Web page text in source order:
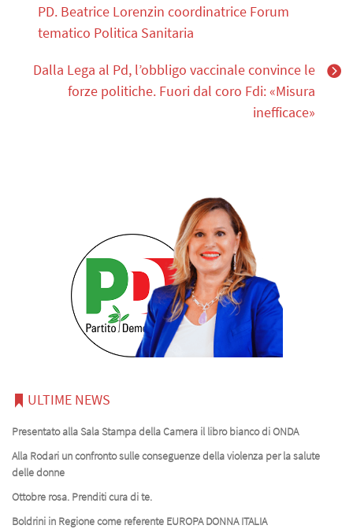
PD. Beatrice Lorenzin coordinatrice Forum
tematico Politica Sanitaria
Dalla Lega al Pd, l’obbligo vaccinale convince le
forze politiche. Fuori dal coro Fdi: «Misura
inefficace»
ULTIME NEWS
Presentato alla Sala Stampa della Camera il libro bianco di ONDA
Alla Rodari un confronto sulle conseguenze della violenza per la salute
delle donne
Ottobre rosa. Prenditi cura di te.
Boldrini in Regione come referente EUROPA DONNA ITALIA